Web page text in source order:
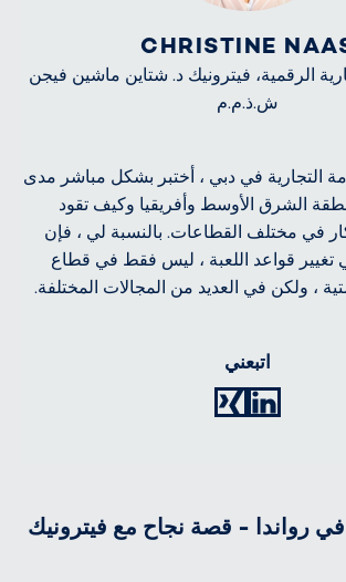
CHRISTINE
الرقمية، فيترونيك د. شتاين ماشين فيجن
ش.ذ.م.م
التجارية في دبي ، أختبر بشكل مباشر مدى
الشرق الأوسط وأفريقيا وكيف تقود
في مختلف القطاعات. بالنسبة لي ، فإن
تغيير قواعد اللعبة ، ليس فقط في قطاع
، ولكن في العديد من المجالات المختلفة.
اتبعني
رواندا - قصة نجاح مع فيترونيك